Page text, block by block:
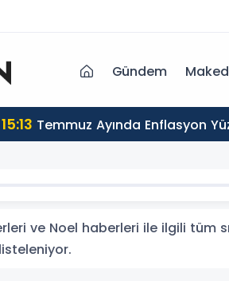
Gündem
15:13 Temmuz Ayında Enflasyon
ve Noel haberleri ile ilgili tüm